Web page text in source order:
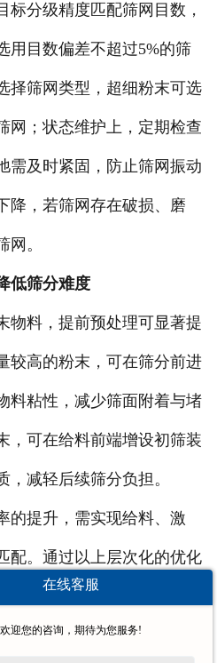
标分级精度匹配筛网目数，
用目数偏差不超过5%的筛
择筛网类型，超细粉末可选
网；状态维护上，定期检查
需及时紧固，防止筛网振动
降，若筛网存在破损、磨
。
低筛分难度
料，提前预处理可显著提
较高的粉末，可在筛分前进
料粘性，减少筛面附着与堵
，可在给料前端增设初筛装
减轻后续筛分负担。
提升，需实现给料、激
配。通过以上层次化的优化
，提升生产连续性。新乡
，可适配不同特性的粉末
在线客服
欢迎您的咨询，期待为您服务!